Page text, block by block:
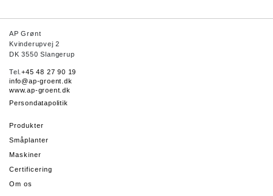
AP Grønt
Kvinderupvej 2
DK 3550 Slangerup
Tel.+45 48 27 90 19
info@ap-groent.dk
www.ap-groent.dk
Persondatapolitik
Produkter
Småplanter
Maskiner
Certificering
Om os